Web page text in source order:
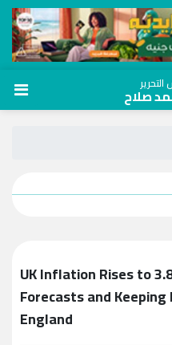
صلاح
UK Inflation Rises to
Forecasts and
England